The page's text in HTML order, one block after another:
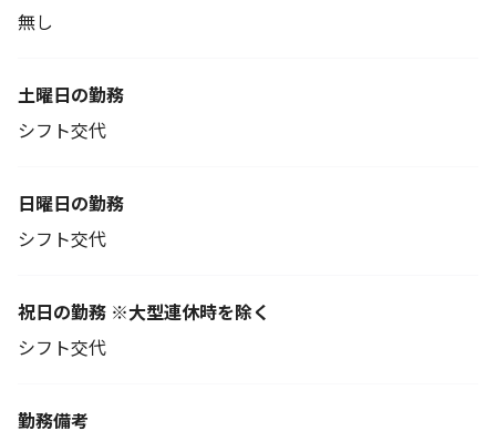
無し
土曜日の勤務
シフト交代
日曜日の勤務
シフト交代
祝日の勤務 ※大型連休時を除く
シフト交代
勤務備考